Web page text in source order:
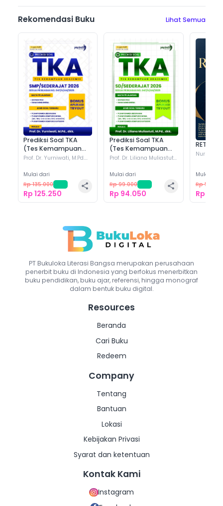
Rekomendasi Buku Lihat Semua
Prediksi Soal TKA
(Tes Kemampuan
Akademik)
Prof. Dr. Yurniwati, M.Pd.
Mulai dari
Rp 135.000
Rp 125.250
Prediksi Soal TKA (Tes
Kemampuan Akademik)
SMP/Sederajat 2026
https://www.bukuloka.com/books/predik...
WhatsApp
Salin Link
Prediksi Soal TKA
(Tes Kemampuan
Akademik)
Prof. Dr. Liliana Muliastuti,
Mulai dari
Rp 99.000
Rp 94.050
Prediksi Soal TKA (Tes
Kemampuan Akademik)
SD/Sederajat 2026
https://www.bukuloka.com/books/predik...
WhatsApp
Facebook
Salin Link
Nurul
Mulai dari
Rp
Rp
PT Bukuloka Literasi Bangsa merupakan perusahaan
penerbit buku di Indonesia yang berfokus menerbitkan
buku pendidikan, buku ajar, referensi, hingga monograf
dalam bentuk buku digital.
Resources
Beranda
Cari Buku
Redeem
Company
Tentang
Bantuan
Lokasi
Kebijakan Privasi
Syarat dan ketentuan
Kontak Kami
Instagram